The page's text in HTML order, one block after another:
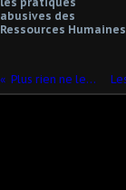
abusives des
Ressources Humaines
Plus rien ne les arrête !